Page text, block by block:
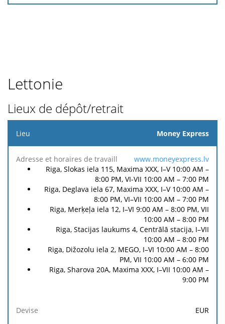
Lettonie
Lieux de dépôt/retrait
Lieu
Adresse
et
de
Frais
de
dépôt*
Frais de
retrait**
Money Express
www.moneyexpress.lv
Riga, Slokas iela 115, Maxima XXX, I–V 10:00 AM –
8:00 PM, VI-VII 10:00 AM – 7:00 PM
Riga, Deglava iela 67, Maxima XXX, I–V 10:00 AM –
8:00 PM, VI–VII 10:00 AM – 7:00 PM
Riga, Merķeļa iela 12, I–VI 9:00 AM – 8:00 PM, VII
10:00 AM – 8:00 PM
Riga, Stacijas laukums 4, Centrālā stacija, I–VII
10:00 AM – 8:00 PM
Riga, Dižozolu iela 2, MEGO, I–VI 10:00 AM – 8:00
PM, VII 10:00 AM – 6:00 PM
Riga, Sharova 20A, Maxima XXX, I–VII 10:00 AM –
9:00 PM
EUR